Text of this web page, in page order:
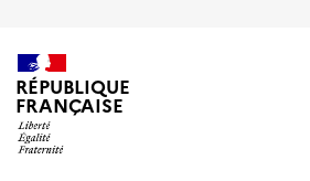
RÉPUBLIQUE
FRANÇAISE